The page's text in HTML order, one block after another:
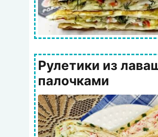
Рулетики из
палочками